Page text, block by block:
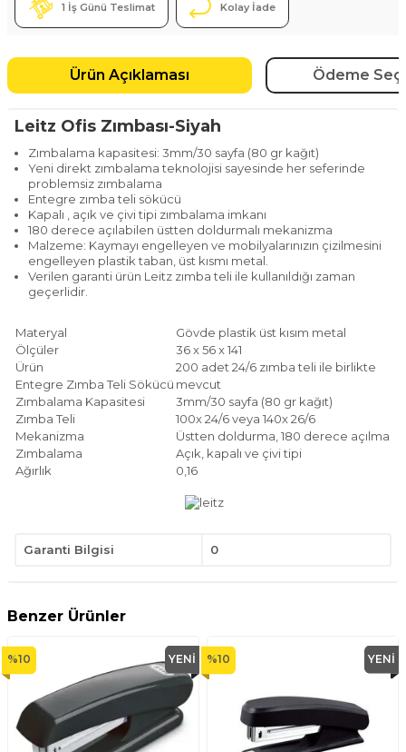
1 İş Günü Teslimat Kolay İade
Ürün Açıklaması Ödeme
Leitz Ofis Zımbası-Siyah
Zımbalama kapasitesi: 3mm/30 sayfa (80 gr kağıt)
Yeni direkt zımbalama teknolojisi sayesinde her seferinde
problemsiz zımbalama
Entegre zımba teli sökücü
Kapalı , açık ve çivi tipi zımbalama imkanı
180 derece açılabilen üstten doldurmalı mekanizma
Malzeme: Kaymayı engelleyen ve mobilyalarınızın çizilmesini
engelleyen plastik taban, üst kısmı metal.
Verilen garanti ürün Leitz zımba teli ile kullanıldığı zaman
geçerlidir.
Materyal
Gövde plastik üst kısım metal
Ölçüler
36 x 56 x 141
Ürün
200 adet 24/6 zımba teli ile birlikte
Entegre Zımba Teli Sökücü mevcut
Zımbalama Kapasitesi
3mm/30 sayfa (80 gr kağıt)
Zımba Teli
100x 24/6 veya 140x 26/6
Mekanizma
Üstten doldurma, 180 derece açılma
Zımbalama
Açık, kapalı ve çivi tipi
Ağırlık
0,16
Garanti Bilgisi 0
Benzer Ürünler
%10 YENI %10 YENI